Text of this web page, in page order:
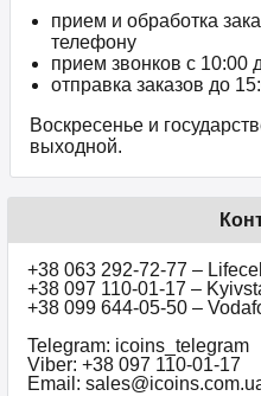
прием и обработка
телефону
прием звонков c 10:00
отправка заказов до
Воскресенье и
выходной.
+38 063 292-72-77 – Lifecell
+38 097 110-01-17 –
+38 099 644-05-50 –
Telegram: icoins_telegram
Viber: +38 097 110-01-17
Email: